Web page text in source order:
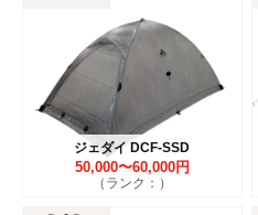
ジェダイ DCF-SSD
50,000〜60,000円
（ランク：）